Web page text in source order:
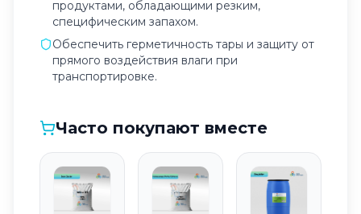
продуктами, обладающими резким,
специфическим запахом.
Обеспечить герметичность тары и защиту от
прямого воздействия влаги при
транспортировке.
Часто покупают вместе